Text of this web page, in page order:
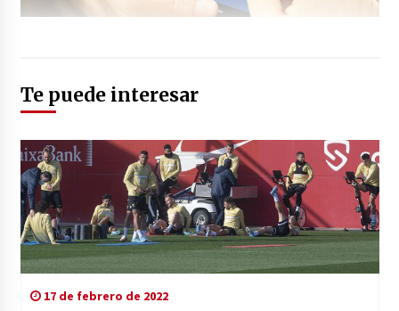
Te puede interesar
17 de febrero de 2022